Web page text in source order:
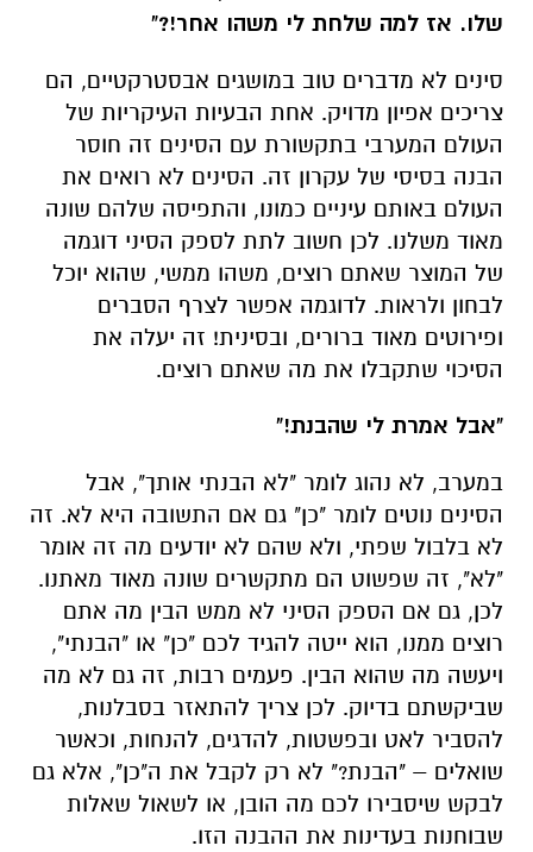
שלו. אז למה שלחת לי משהו אחר!?"
סינים לא מדברים טוב במושגים אבסטרקטיים, הם
צריכים אפיון מדויק. אחת הבעיות העיקריות של
העולם המערבי בתקשורת עם הסינים זה חוסר
הבנה בסיסי של עקרון זה. הסינים לא רואים את
העולם באותם עיניים כמונו, והתפיסה שלהם שונה
מאוד משלנו. לכן חשוב לתת לספק הסיני דוגמה
של המוצר שאתם רוצים, משהו ממשי, שהוא יוכל
לבחון ולראות. לדוגמה אפשר לצרף הסברים
ופירוטים מאוד ברורים, ובסינית! זה יעלה את
הסיכוי שתקבלו את מה שאתם רוצים.
"אבל אמרת לי שהבנת!"
במערב, לא נהוג לומר "לא הבנתי אותך", אבל
הסינים נוטים לומר "כן" גם אם התשובה היא לא. זה
לא בלבול שפתי, ולא שהם לא יודעים מה זה אומר
"לא", זה שפשוט הם מתקשרים שונה מאוד מאתנו.
לכן, גם אם הספק הסיני לא ממש הבין מה אתם
רוצים ממנו, הוא ייטה להגיד לכם "כן" או "הבנתי",
ויעשה מה שהוא הבין. פעמים רבות, זה גם לא מה
שביקשתם בדיוק. לכן צריך להתאזר בסבלנות,
להסביר לאט ובפשטות, להדגים, להנחות, וכאשר
שואלים – "הבנת?" לא רק לקבל את ה"כן", אלא גם
לבקש שיסבירו לכם מה הובן, או לשאול שאלות
שבוחנות בעדינות את ההבנה הזו.